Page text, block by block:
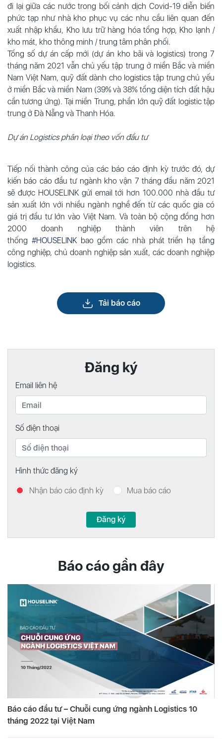
đi lại giữa các nước trong bối cảnh dịch Covid-19 diễn biến
phức tạp như nhà kho phục vụ các nhu cầu liên quan đến
xuất nhập khẩu, Kho lưu trữ hàng hóa tổng hợp, Kho lạnh /
kho mát, kho thông minh / trung tâm phân phối.
Tổng số dự án cấp mới (dự án kho bãi và logistics) trong 7
tháng năm 2021 vẫn chủ yếu tập trung ở miền Bắc và miền
Nam Việt Nam, quỹ đất dành cho logistics tập trung chủ yếu
ở miền Bắc và miền Nam (39% và 38% tổng diện tích đất hậu
cần tương ứng). Tại miền Trung, phần lớn quỹ đất logistic tập
trung ở Đà Nẵng và Thanh Hóa.
Dự án Logistics phân loại theo vốn đầu tư
Tiếp nối thành công của các báo cáo định kỳ trước đó, dự
kiến báo cáo đầu tư ngành kho vận 7 tháng đầu năm 2021
sẽ được HOUSELINK gửi email tới hơn 100.000 nhà đầu tư
sản xuất lớn với nhiều ngành nghề đến từ các quốc gia có
giá trị đầu tư lớn vào Việt Nam. Và toàn bộ cộng đồng hơn
2000 doanh nghiệp thành viên trên hệ
thống #HOUSELINKbao gồm các nhà phát triển hạ tầng
công nghiệp, chủ doanh nghiệp sản xuất, các doanh nghiệp
logistics.
Tải báo cáo
Đăng ký
Email liên hệ
Số điện thoại
Hình thức đăng ký
Nhận báo cáo định kỳ Mua báo cáo
Đăng ký
Báo cáo gần đây
Báo cáo đầu tư – Chuỗi cung ứng ngành Logistics 10
tháng 2022 tại Việt Nam